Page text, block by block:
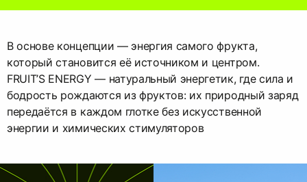
В основе концепции — энергия самого фрукта,
который становится её источником и центром.
FRUIT’S ENERGY — натуральный энергетик, где сила и
бодрость рождаются из фруктов: их природный заряд
передаётся в каждом глотке без искусственной
энергии и химических стимуляторов